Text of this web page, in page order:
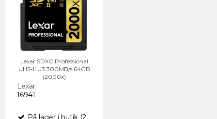
Lexar SDXC Professional
UHS-II U3 300MB/s 64GB
(2000x)
Lexar
16941
På lager i butik (2